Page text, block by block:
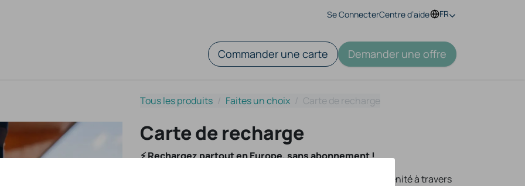
Se ConnecterCentre d’aide FR
Commander une carte Demander une offre
Tous les produits Faites un choix Carte de recharge
Carte de recharge
⚡ Rechargez partout en Europe, sans abonnement !
Grâce à notre carte de recharge, vous circulez en toute sérénité à travers